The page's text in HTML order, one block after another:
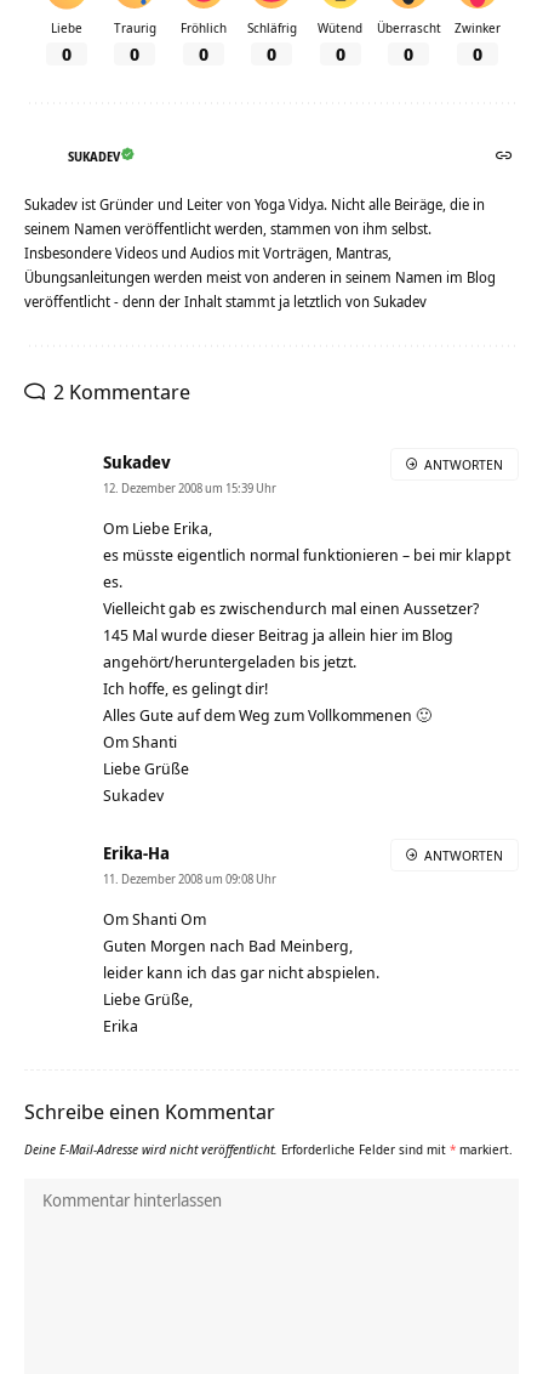
Liebe
0
Traurig
0
Fröhlich
0
Schläfrig
0
Wütend
0
Überrascht
0
Zwinker
0
SUKADEV
Sukadev ist Gründer und Leiter von Yoga Vidya. Nicht alle Beiräge, die in
seinem Namen veröffentlicht werden, stammen von ihm selbst.
Insbesondere Videos und Audios mit Vorträgen, Mantras,
Übungsanleitungen werden meist von anderen in seinem Namen im Blog
veröffentlicht - denn der Inhalt stammt ja letztlich von Sukadev
2 Kommentare
Sukadev
12. Dezember 2008 um 15:39 Uhr
Om Liebe Erika,
es müsste eigentlich normal funktionieren – bei mir klappt
es.
Vielleicht gab es zwischendurch mal einen Aussetzer?
145 Mal wurde dieser Beitrag ja allein hier im Blog
angehört/heruntergeladen bis jetzt.
Ich hoffe, es gelingt dir!
Alles Gute auf dem Weg zum Vollkommenen 🙂
Om Shanti
Liebe Grüße
Sukadev
ANTWORTEN
Erika-Ha
11. Dezember 2008 um 09:08 Uhr
Om Shanti Om
Guten Morgen nach Bad Meinberg,
leider kann ich das gar nicht abspielen.
Liebe Grüße,
Erika
ANTWORTEN
Schreibe einen Kommentar
Deine E-Mail-Adresse wird nicht veröffentlicht. Erforderliche Felder sind mit * markiert.